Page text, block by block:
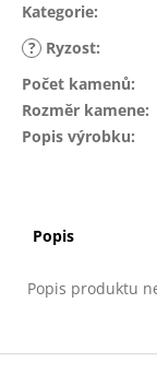
Kategorie:
? Ryzost:
Počet kamenů:
Rozměr kamene:
Popis výrobku:
Popis
Popis produktu
u
č
u
j
e
m
e